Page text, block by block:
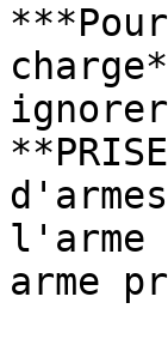
l'arme
arme